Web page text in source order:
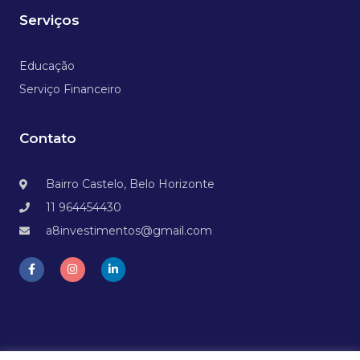
Serviços
Educação
Serviço Financeiro
Contato
Bairro Castelo, Belo Horizonte
11 964454430
a8investimentos@gmail.com